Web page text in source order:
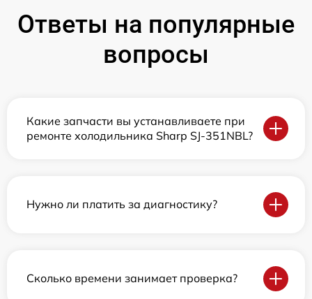
Ответы на популярные
вопросы
Какие запчасти вы устанавливаете при
ремонте холодильника Sharp SJ-351NBL?
Нужно ли платить за диагностику?
Сколько времени занимает проверка?